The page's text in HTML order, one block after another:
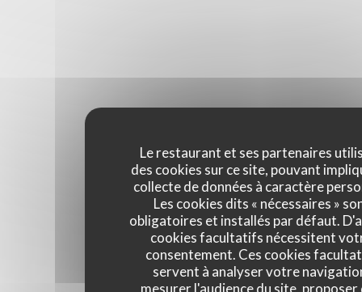
Le restaurant et ses partenaires
des cookies sur ce site, pouvant
collecte de données à caractère
Les cookies dits « nécessaires »
obligatoires et installés par défaut.
cookies facultatifs nécessitent
consentement. Ces cookies
servent à analyser votre
mesurer l'audience du site, proposer